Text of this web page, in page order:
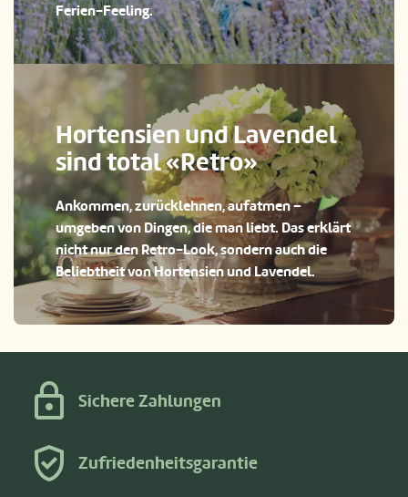
Ferien-Feeling.
Hortensien und Lavendel
sind total «Retro»
Ankommen, zurücklehnen, aufatmen –
umgeben von Dingen, die man liebt. Das erklärt
nicht nur den Retro-Look, sondern auch die
Beliebtheit von Hortensien und Lavendel.
Sichere Zahlungen
Zufriedenheitsgarantie